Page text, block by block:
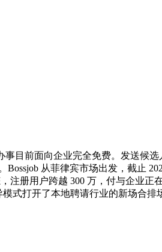
事目前面向企业完全免费。发送候
从菲律宾市场出发，截止
注册用户跨越 300 万，付与企业正
式打开了本地聘请行业的新场合排